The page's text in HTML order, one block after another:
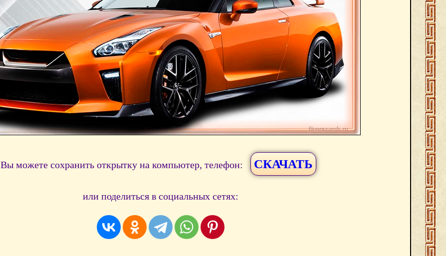
Вы можете сохранить открытку на компьютер, телефон: СКАЧАТЬ
или поделиться в социальных сетях: